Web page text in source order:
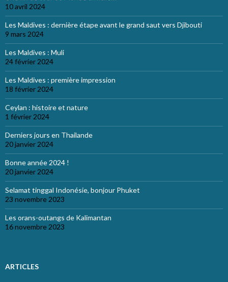
10 avril 2024
Les Maldives : dernière étape avant le grand saut vers Djibouti
9 mars 2024
Les Maldives : Muli
24 février 2024
Les Maldives : première impression
18 février 2024
Ceylan : histoire et nature
1 février 2024
Derniers jours en Thailande
20 janvier 2024
Bonne année 2024 !
20 janvier 2024
Selamat tinggal Indonésie, bonjour Phuket
23 novembre 2023
Les orans-outangs de Kalimantan
16 novembre 2023
ARTICLES